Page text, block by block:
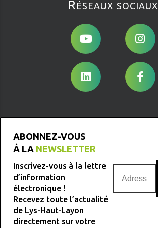
Réseaux sociaux
ABONNEZ-VOUS
À LA NEWSLETTER
Inscrivez-vous à la lettre
d’information
électronique !
Recevez toute l’actualité
de Lys-Haut-Layon
directement sur votre